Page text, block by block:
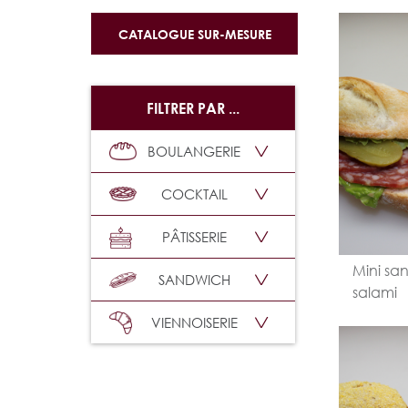
CATALOGUE SUR-MESURE
FILTRER PAR ...
BOULANGERIE
COCKTAIL
PÂTISSERIE
SANDWICH
VIENNOISERIE
/home/
content/
parts/
line5
à
Mini
salami